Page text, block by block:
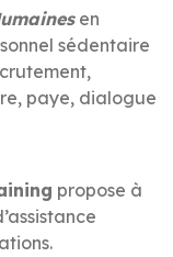
en
sédentaire
paye, dialogue
propose à